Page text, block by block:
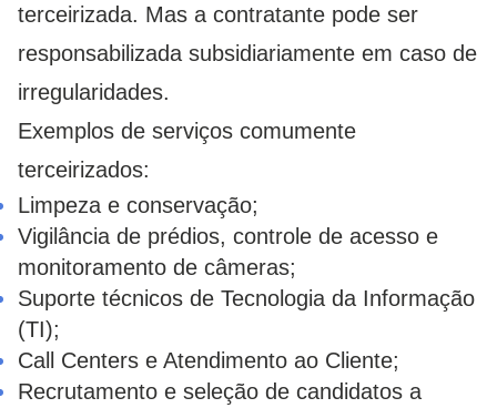
terceirizada. Mas a contratante pode ser
responsabilizada subsidiariamente em caso de
irregularidades.
Exemplos de serviços comumente
terceirizados:
Limpeza e conservação;
Vigilância de prédios, controle de acesso e
monitoramento de câmeras;
Suporte técnicos de Tecnologia da Informação
(TI);
Call Centers e Atendimento ao Cliente;
Recrutamento e seleção de candidatos a